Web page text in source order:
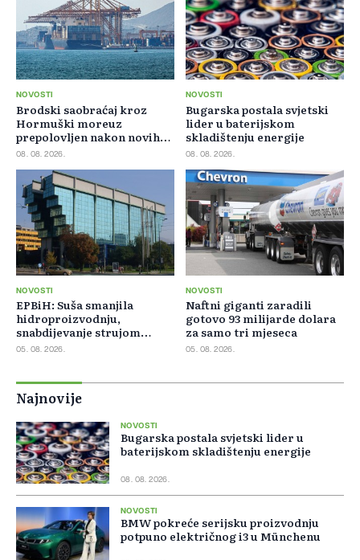
NOVOSTI
Brodski saobraćaj kroz
Hormuški moreuz
prepolovljen nakon novih
blokada
08. 08. 2026.
NOVOSTI
Bugarska postala svjetski
lider u baterijskom
skladištenju energije
08. 08. 2026.
NOVOSTI
EPBiH: Suša smanjila
hidroproizvodnju,
snabdijevanje strujom
ostaje stabilno
05. 08. 2026.
NOVOSTI
Naftni giganti zaradili
gotovo 93 milijarde dolara
za samo tri mjeseca
05. 08. 2026.
Najnovije
NOVOSTI
Bugarska postala svjetski lider u
baterijskom skladištenju energije
08. 08. 2026.
NOVOSTI
BMW pokreće serijsku proizvodnju
potpuno električnog i3 u Münchenu